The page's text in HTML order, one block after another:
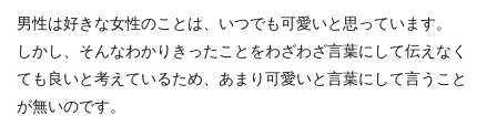
旦那の仕事の愚痴が多い！妻に愚痴を
言う理由と上手な対処法
男性は好きな女性のことは、いつでも可愛いと思っています。
しかし、そんなわかりきったことをわざわざ言葉にして伝えなく
ても良いと考えているため、あまり可愛いと言葉にして言うこと
が無いのです。